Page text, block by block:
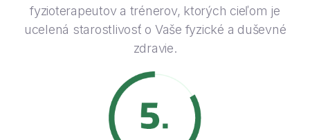
fyzioterapeutov a trénerov, ktorých cieľom je
ucelená starostlivosť o Vaše fyzické a duševné
zdravie.